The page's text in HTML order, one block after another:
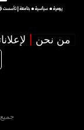
من نحن
جميع